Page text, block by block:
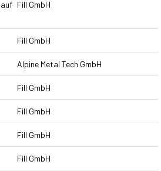
Fill GmbH
Fill GmbH
Alpine Metal Tech GmbH
Fill GmbH
Fill GmbH
Fill GmbH
Fill GmbH